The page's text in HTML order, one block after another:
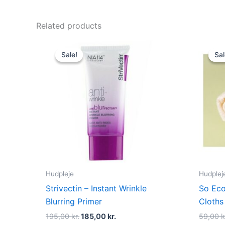
Related products
Sale!
Sale!
Hudpleje
Strivectin – Instant Wrinkle
Blurring Primer
195,00kr.
price
was:
185,00kr.
price
is:
185,00 kr..
So
Cloths
59,00